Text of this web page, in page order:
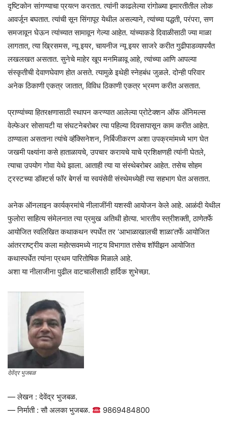
दृष्टिकोन सांगण्याचा प्रयत्न करतात. त्यांनी काढलेल्या रांगोळ्या इमारतीतील लोक
आवर्जून बघतात. त्यांची सून सिंगापूर येथील असल्याने, त्यांच्या पद्धती, परंपरा, सण
समजावून घेऊन त्यांच्यात सामावून गेल्या आहेत. यांच्याकडे दिवाळीसाठी ज्या माळा
लागतात, त्या ख्रिसमस, न्यू इयर, चायनीज न्यू इयर साजरे करीत गुढीपाडव्यापर्यंत
लखलखत असतात. सुनेचे माहेर खूप मनमिळावू आहे, त्यांच्या आणि आपल्या
संस्कृतीची देवाणघेवाण होत असते. त्यामुळे इथेही स्नेहबंध जुळले. दोन्ही परिवार
अनेक ठिकाणी एकत्र जातात, विविध ठिकाणी एकत्र भ्रमण करीत असतात.
प्राण्यांच्या हितरक्षणासाठी स्थापन करण्यात आलेल्या प्रोटेक्शन ऑफ ॲनिमल्स
वेल्फेअर सोसायटी या संघटनेबरोबर त्या पहिल्या दिवसापासून काम करीत आहेत.
ठाण्याला असताना त्यांचे व्हॅक्सिनेशन, निर्बिजीकरण अशा उपक्रमांमध्ये भाग घेत
जखमी पक्ष्यांना कसे हाताळायचे, उपचार करायचे याचे प्रशिक्षणही त्यांनी घेतले,
त्याचा उपयोग गोवा येथे झाला. आताही त्या या संस्थेबरोबर आहेत. तसेच सोहम
ट्रस्टच्या डॉक्टर्स फॉर बेगर्स या स्वयंसेवी संस्थेमध्येही त्या सहभाग घेत असतात.
अनेक ऑनलाइन कार्यक्रमांचे नीलाजींनी यशस्वी आयोजन केले आहे. आळंदी येथील
फुलोरा साहित्य संमेलनात त्या प्रमुख अतिथी होत्या. भारतीय स्त्रीशक्ती, ठाणेतर्फे
आयोजित स्वलिखित कथाकथन स्पर्धेत तर ‘आभाळाखालची शाळा’तर्फे आयोजित
आंतरराष्ट्रीय कला महोत्सवमध्ये नाट्य विभागात तसेच शॉपीझन आयोजित
कथास्पर्धेत त्यांना प्रथम पारितोषिक मिळाले आहे.
अशा या नीलाजीना पुढील वाटचालीसाठी हार्दिक शुभेच्छा.
देवेंद्र भुजबळ
— लेखन : देवेंद्र भुजबळ.
— निर्माती : सौ अलका भुजबळ.
9869484800